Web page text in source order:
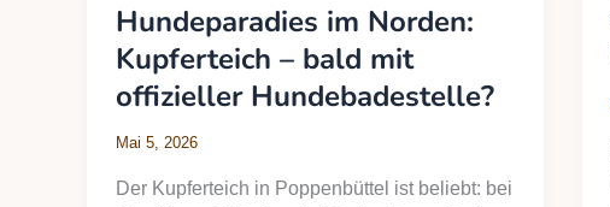
Hundeparadies im Norden:
Kupferteich – bald mit
offizieller Hundebadestelle?
Mai 5, 2026
Der Kupferteich in Poppenbüttel ist beliebt: bei